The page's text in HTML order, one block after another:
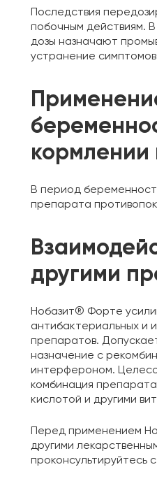
Последствия
побочным действиям.
дозы назначают
устранение
кормлении
В период
препарата
другими
Нобазит® Форте
антибактериальных и
препаратов.
назначение с
интерфероном.
комбинация
кислотой и другими
Перед применением
другими
проконсультируйтесь